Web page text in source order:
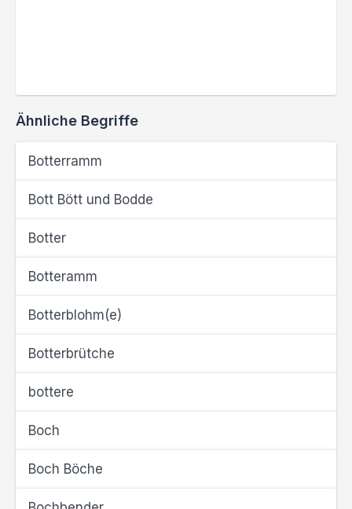
Ähnliche Begriffe
Botterramm
Bott Bött und Bodde
Botter
Botteramm
Botterblohm(e)
Botterbrütche
bottere
Boch
Boch Böche